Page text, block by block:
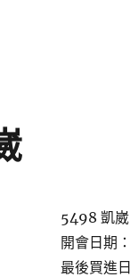
5498 凱崴
開會日期
最後買進